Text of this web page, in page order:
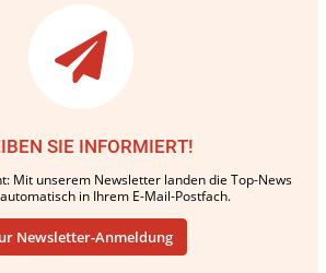
SIE INFORMIERT!
Mit unserem Newsletter landen die Top-News
in Ihrem E-Mail-Postfach.
Newsletter-Anmeldung